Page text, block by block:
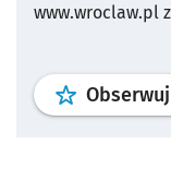
www.wroclaw.pl
Obserwuj